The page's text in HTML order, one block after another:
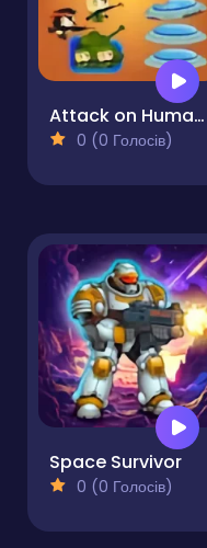
Attack on Humans
0 (0 Голосів)
Space Survivor
0 (0 Голосів)